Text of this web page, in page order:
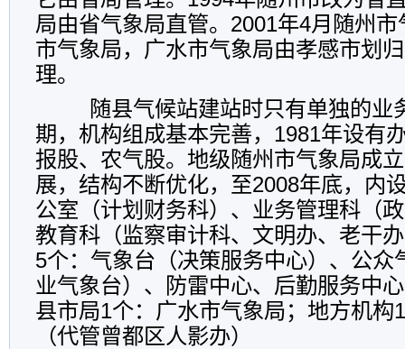
局由省气象局直管。2001年4月随州
市气象局，广水市气象局由孝感市划
理。
随县气候站建站时只有单独的业
期，机构组成基本完善，1981年设有
报股、农气股。地级随州市气象局成
展，结构不断优化，至2008年底，内
公室（计划财务科）、业务管理科（
教育科（监察审计科、文明办、老干
5个：气象台（决策服务中心）、公众
业气象台）、防雷中心、后勤服务中
县市局1个：广水市气象局；地方机构
（代管曾都区人影办）